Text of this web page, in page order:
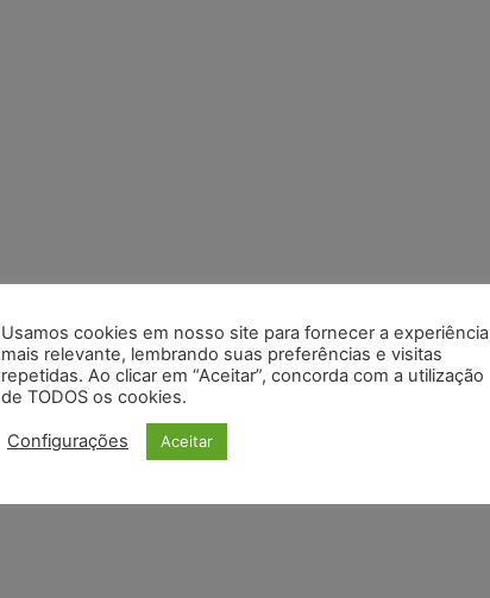
Usamos cookies em nosso site para fornecer a experiência
mais relevante, lembrando suas preferências e visitas
repetidas. Ao clicar em “Aceitar”, concorda com a utilização
de TODOS os cookies.
Configurações Aceitar